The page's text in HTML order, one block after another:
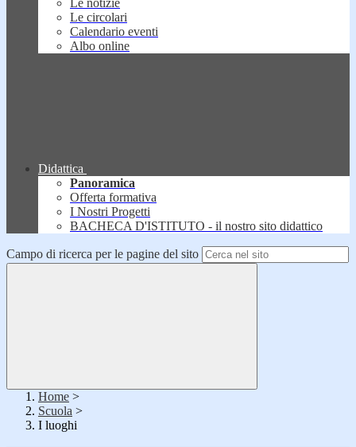
Le notizie
Le circolari
Calendario eventi
Albo online
Didattica
Panoramica
Offerta formativa
I Nostri Progetti
BACHECA D'ISTITUTO - il nostro sito didattico
Campo di ricerca per le pagine del sito
Home >
Scuola >
I luoghi